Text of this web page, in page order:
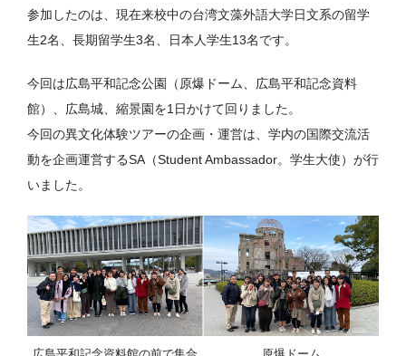
参加したのは、現在来校中の台湾文藻外語大学日文系の留学
生2名、長期留学生3名、日本人学生13名です。
今回は広島平和記念公園（原爆ドーム、広島平和記念資料
館）、広島城、縮景園を1日かけて回りました。
今回の異文化体験ツアーの企画・運営は、学内の国際交流活
動を企画運営するSA（Student Ambassador。学生大使）が行
いました。